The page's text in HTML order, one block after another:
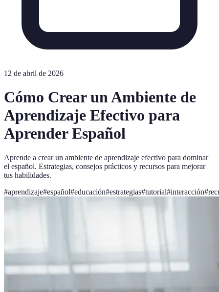
12 de abril de 2026
Cómo Crear un Ambiente de
Aprendizaje Efectivo para
Aprender Español
Aprende a crear un ambiente de aprendizaje efectivo para dominar
el español. Estrategias, consejos prácticos y recursos para mejorar
tus habilidades.
#aprendizaje#español#educación#estrategias#tutorial#interacción#